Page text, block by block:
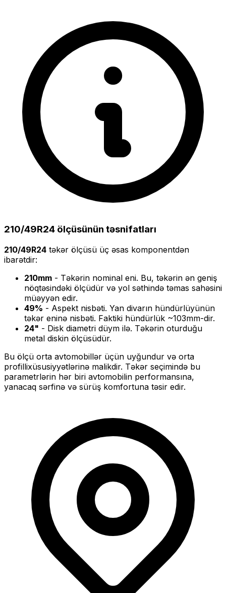
210/49R24 ölçüsünün təsnifatları
210/49R24 təkər ölçüsü üç əsas komponentdən
ibarətdir:
210mm - Təkərin nominal eni. Bu, təkərin ən geniş
nöqtəsindəki ölçüdür və yol səthində təmas sahəsini
müəyyən edir.
49% - Aspekt nisbəti. Yan divarın hündürlüyünün
təkər eninə nisbəti. Faktiki hündürlük ~103mm-dir.
24" - Disk diametri düym ilə. Təkərin oturduğu
metal diskin ölçüsüdür.
Bu ölçü orta avtomobillər üçün uyğundur və orta
profillixüsusiyyətlərinə malikdir. Təkər seçimində bu
parametrlərin hər biri avtomobilin performansına,
yanacaq sərfinə və sürüş komfortuna təsir edir.